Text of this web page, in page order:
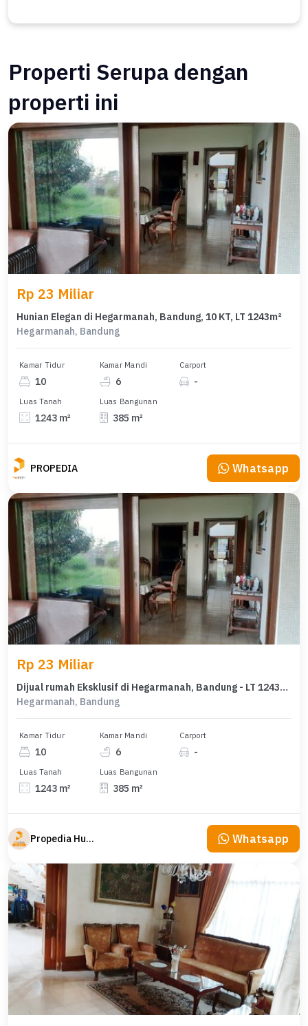
Properti Serupa dengan
properti ini
Rp 23 Miliar
Hunian Elegan di Hegarmanah, Bandung, 10 KT, LT 1243m²
Hegarmanah, Bandung
Kamar Tidur
10
Kamar Mandi
6
Carport
-
Luas Tanah
1243 m²
Luas Bangunan
385 m²
PROPEDIA Whatsapp
Rp 23 Miliar
Dijual rumah Eksklusif di Hegarmanah, Bandung - LT 1243m²
Hegarmanah, Bandung
Kamar Tidur
10
Kamar Mandi
6
Carport
-
Luas Tanah
1243 m²
Luas Bangunan
385 m²
Propedia Hunian Whatsapp